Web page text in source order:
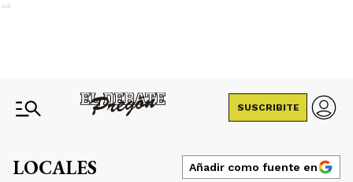
Ads
SUSCRIBITE
LOCALES Añadir como fuente en